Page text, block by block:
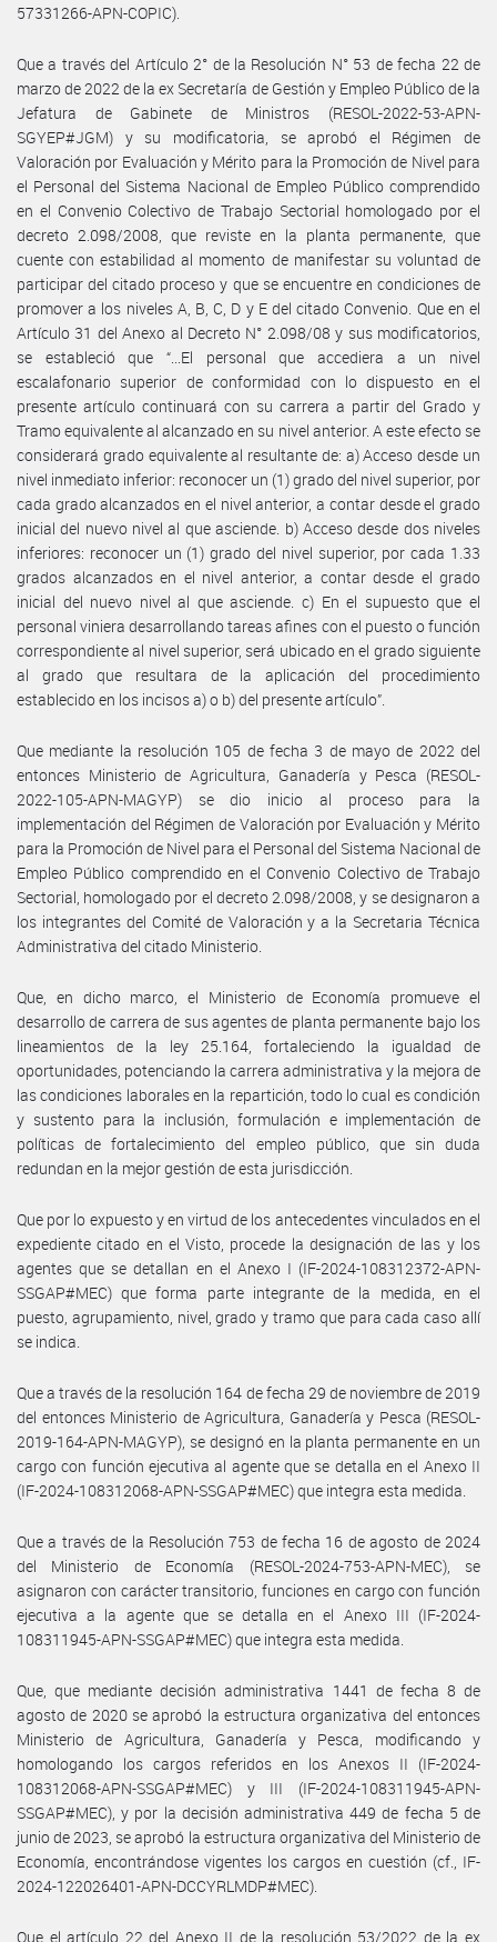
57331266-APN-COPIC).
Que a través del Artículo 2° de la Resolución N° 53 de fecha 22 de
marzo de 2022 de la ex Secretaría de Gestión y Empleo Público de la
Jefatura de Gabinete de Ministros (RESOL-2022-53-APN-
SGYEP#JGM) y su modificatoria, se aprobó el Régimen de
Valoración por Evaluación y Mérito para la Promoción de Nivel para
el Personal del Sistema Nacional de Empleo Público comprendido
en el Convenio Colectivo de Trabajo Sectorial homologado por el
decreto 2.098/2008, que reviste en la planta permanente, que
cuente con estabilidad al momento de manifestar su voluntad de
participar del citado proceso y que se encuentre en condiciones de
promover a los niveles A, B, C, D y E del citado Convenio. Que en el
Artículo 31 del Anexo al Decreto N° 2.098/08 y sus modificatorios,
se estableció que “...El personal que accediera a un nivel
escalafonario superior de conformidad con lo dispuesto en el
presente artículo continuará con su carrera a partir del Grado y
Tramo equivalente al alcanzado en su nivel anterior. A este efecto se
considerará grado equivalente al resultante de: a) Acceso desde un
nivel inmediato inferior: reconocer un (1) grado del nivel superior, por
cada grado alcanzados en el nivel anterior, a contar desde el grado
inicial del nuevo nivel al que asciende. b) Acceso desde dos niveles
inferiores: reconocer un (1) grado del nivel superior, por cada 1.33
grados alcanzados en el nivel anterior, a contar desde el grado
inicial del nuevo nivel al que asciende. c) En el supuesto que el
personal viniera desarrollando tareas afines con el puesto o función
correspondiente al nivel superior, será ubicado en el grado siguiente
al grado que resultara de la aplicación del procedimiento
establecido en los incisos a) o b) del presente artículo”.
Que mediante la resolución 105 de fecha 3 de mayo de 2022 del
entonces Ministerio de Agricultura, Ganadería y Pesca (RESOL-
2022-105-APN-MAGYP) se dio inicio al proceso para la
implementación del Régimen de Valoración por Evaluación y Mérito
para la Promoción de Nivel para el Personal del Sistema Nacional de
Empleo Público comprendido en el Convenio Colectivo de Trabajo
Sectorial, homologado por el decreto 2.098/2008, y se designaron a
los integrantes del Comité de Valoración y a la Secretaria Técnica
Administrativa del citado Ministerio.
Que, en dicho marco, el Ministerio de Economía promueve el
desarrollo de carrera de sus agentes de planta permanente bajo los
lineamientos de la ley 25.164, fortaleciendo la igualdad de
oportunidades, potenciando la carrera administrativa y la mejora de
las condiciones laborales en la repartición, todo lo cual es condición
y sustento para la inclusión, formulación e implementación de
políticas de fortalecimiento del empleo público, que sin duda
redundan en la mejor gestión de esta jurisdicción.
Que por lo expuesto y en virtud de los antecedentes vinculados en el
expediente citado en el Visto, procede la designación de las y los
agentes que se detallan en el Anexo I (IF-2024-108312372-APN-
SSGAP#MEC) que forma parte integrante de la medida, en el
puesto, agrupamiento, nivel, grado y tramo que para cada caso allí
se indica.
Que a través de la resolución 164 de fecha 29 de noviembre de 2019
del entonces Ministerio de Agricultura, Ganadería y Pesca (RESOL-
2019-164-APN-MAGYP), se designó en la planta permanente en un
cargo con función ejecutiva al agente que se detalla en el Anexo II
(IF-2024-108312068-APN-SSGAP#MEC) que integra esta medida.
Que a través de la Resolución 753 de fecha 16 de agosto de 2024
del Ministerio de Economía (RESOL-2024-753-APN-MEC), se
asignaron con carácter transitorio, funciones en cargo con función
ejecutiva a la agente que se detalla en el Anexo III (IF-2024-
108311945-APN-SSGAP#MEC) que integra esta medida.
Que, que mediante decisión administrativa 1441 de fecha 8 de
agosto de 2020 se aprobó la estructura organizativa del entonces
Ministerio de Agricultura, Ganadería y Pesca, modificando y
homologando los cargos referidos en los Anexos II (IF-2024-
108312068-APN-SSGAP#MEC) y III (IF-2024-108311945-APN-
SSGAP#MEC), y por la decisión administrativa 449 de fecha 5 de
junio de 2023, se aprobó la estructura organizativa del Ministerio de
Economía, encontrándose vigentes los cargos en cuestión (cf., IF-
2024-122026401-APN-DCCYRLMDP#MEC).
Que el artículo 22 del Anexo II de la resolución 53/2022 de la ex